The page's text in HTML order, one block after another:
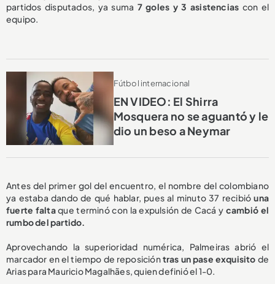
partidos disputados, ya suma 7 goles y 3 asistencias con el
equipo.
Fútbol internacional
EN VIDEO: El Shirra
Mosquera no se aguantó y le
dio un beso a Neymar
Antes del primer gol del encuentro, el nombre del colombiano
ya estaba dando de qué hablar, pues al minuto 37 recibióuna
fuerte faltaque terminó con la expulsión de Cacá y cambió el
rumbo del partido.
Aprovechando la superioridad numérica, Palmeiras abrió el
marcador en el tiempo de reposicióntras un pase exquisito de
Arias para Mauricio Magalhães, quien definió el 1-0.